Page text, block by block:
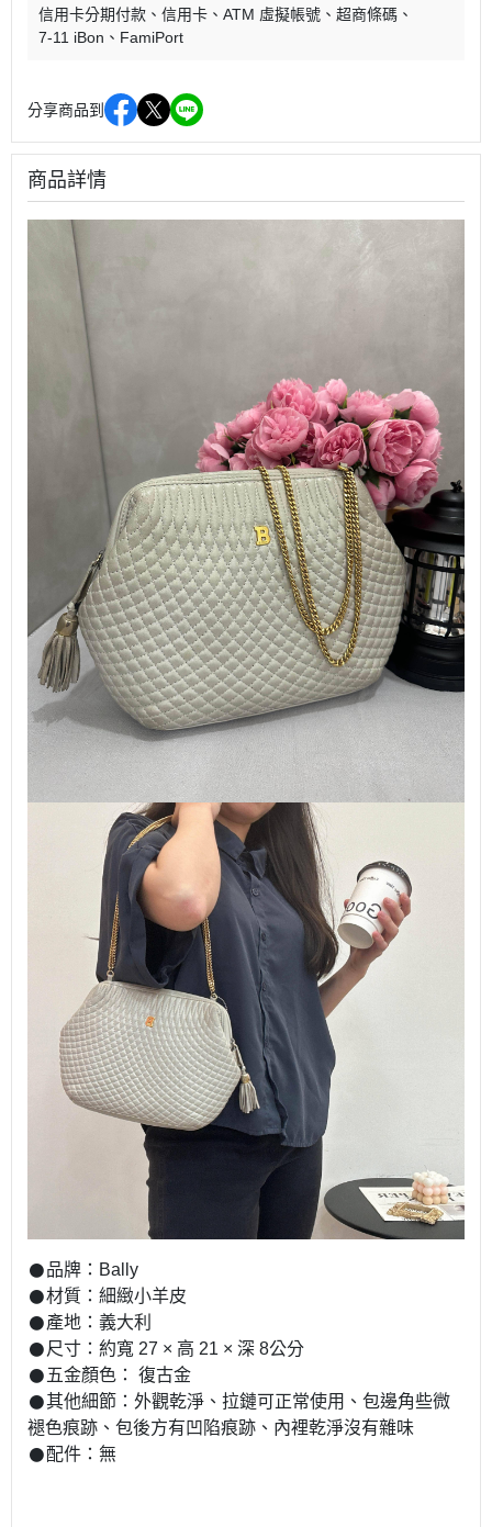
信用卡分期付款
信用卡 ATM 虛擬帳號
超商條碼
7-11 iBon
FamiPort
分享商品到
商品詳情
𒊹︎品牌： Bally
𒊹︎材質： 細緻小羊皮
𒊹︎產地： 義大利
𒊹︎尺寸： 約寬 27 × 高 21 × 深 8公分
𒊹︎五金顏色： 復古金
𒊹︎其他細節：外觀乾淨、拉鏈可正常使用、包邊角些微
褪色痕跡、包後方有凹陷痕跡、內裡乾淨沒有雜味
𒊹︎配件：無